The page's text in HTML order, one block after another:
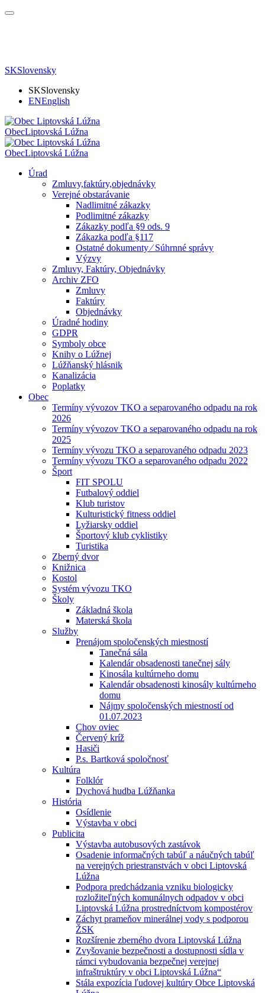
SKSlovensky
SKSlovensky
ENEnglish
ObecLiptovská Lúžna
ObecLiptovská Lúžna
Úrad
Zmluvy,faktúry,objednávky
Verejné obstarávanie
Nadlimitné zákazky
Podlimitné zákazky
Zákazky podľa §9 ods. 9
Zákazka podľa §117
Ostatné dokumenty ⁄ Súhrnné správy
Výzvy
Zmluvy, Faktúry, Objednávky
Archiv ZFO
Zmluvy
Faktúry
Objednávky
Úradné hodiny
GDPR
Symboly obce
Knihy o Lúžnej
Lúžňanský hlásnik
Kanalizácia
Poplatky
Obec
Termíny vývozov TKO a separovaného odpadu na rok
2026
Termíny vývozov TKO a separovaného odpadu na rok
2025
Termíny vývozu TKO a separovaného odpadu 2023
Termíny vývozu TKO a separovaného odpadu 2022
Šport
FIT SPOLU
Futbalový oddiel
Klub turistov
Kulturistický fitness oddiel
Lyžiarsky oddiel
Športový klub cyklistiky
Turistika
Zberný dvor
Knižnica
Kostol
Systém vývozu TKO
Školy
Základná škola
Materská škola
Služby
Prenájom spoločenských miestností
Tanečná sála
Kalendár obsadenosti tanečnej sály
Kinosála kultúrneho domu
Kalendár obsadenosti kinosály kultúrneho
domu
Nájmy spoločenských miestností od
01.07.2023
Chov oviec
Červený kríž
Hasiči
P.s. Bartková spoločnosť
Kultúra
Folklór
Dychová hudba Lúžňanka
História
Osídlenie
Výstavba v obci
Publicita
Výstavba autobusových zastávok
Osadenie informačných tabúľ a náučných tabúľ
na verejných priestranstvách v obci Liptovská
Lúžna
Podpora predchádzania vzniku biologicky
rozložiteľných komunálnych odpadov v obci
Liptovská Lúžna prostredníctvom kompostérov
Záchyt prameňov minerálnej vody s podporou
ŽSK
Rozšírenie zberného dvora Liptovská Lúžna
Zvyšovanie bezpečnosti a dostupnosti sídla v
rámci vybudovania bezpečnej verejnej
infraštruktúry v obci Liptovská Lúžna“
Stála expozícia ľudovej kultúry Obce Liptovská